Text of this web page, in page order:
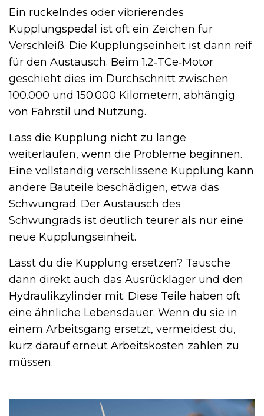
Ein ruckelndes oder vibrierendes
Kupplungspedal ist oft ein Zeichen für
Verschleiß. Die Kupplungseinheit ist dann reif
für den Austausch. Beim 1.2‑TCe‑Motor
geschieht dies im Durchschnitt zwischen
100.000 und 150.000 Kilometern, abhängig
von Fahrstil und Nutzung.
Lass die Kupplung nicht zu lange
weiterlaufen, wenn die Probleme beginnen.
Eine vollständig verschlissene Kupplung kann
andere Bauteile beschädigen, etwa das
Schwungrad. Der Austausch des
Schwungrads ist deutlich teurer als nur eine
neue Kupplungseinheit.
Lässt du die Kupplung ersetzen? Tausche
dann direkt auch das Ausrücklager und den
Hydraulikzylinder mit. Diese Teile haben oft
eine ähnliche Lebensdauer. Wenn du sie in
einem Arbeitsgang ersetzt, vermeidest du,
kurz darauf erneut Arbeitskosten zahlen zu
müssen.